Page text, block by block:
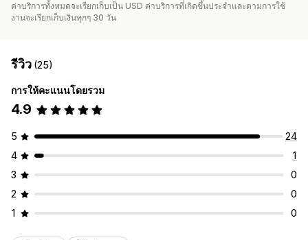
ค่าบริการทั้งหมดจะเรียกเก็บเป็น USD ค่าบริการที่เกิดขึ้นประจำและตามการใช้
งานจะเรียกเก็บเงินทุกๆ 30 วัน
รีวิว (25)
การให้คะแนนโดยรวม
4.9
5
24
4
1
3
0
2
0
1
0